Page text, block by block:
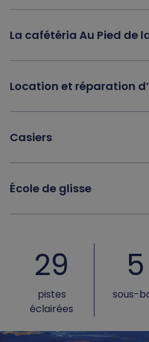
La cafétéria Au Pied de
Location et réparation
Casiers
École de glisse
29
pistes
éclairées
5
sous-